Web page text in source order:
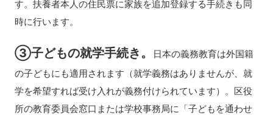
す。扶養者本人の住民票に家族を追加登録する手続きも同
時に行います。
③子どもの就学手続き。
日本の義務教育は外国籍
の子どもにも適用されます（就学義務はありませんが、就
学を希望すれば受け入れが義務付けられています）。区役
所の教育委員会窓口または学校事務局に「子どもを通わせ